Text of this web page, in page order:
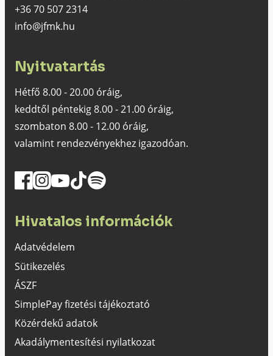
+36 70 507 2314
info@jfmk.hu
Nyitvatartás
Hétfő 8.00 - 20.00 óráig,
keddtől péntekig 8.00 - 21.00 óráig,
szombaton 8.00 - 12.00 óráig,
valamint rendezvényekhez igazodóan.
Hivatalos információk
Adatvédelem
Sütikezelés
ÁSZF
SimplePay fizetési tájékoztató
Közérdekű adatok
Akadálymentesítési nyilatkozat